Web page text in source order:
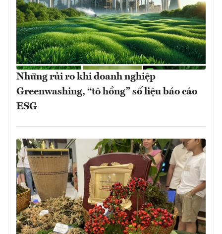
Những rủi ro khi doanh nghiệp
Greenwashing, “tô hồng” số liệu báo cáo
ESG